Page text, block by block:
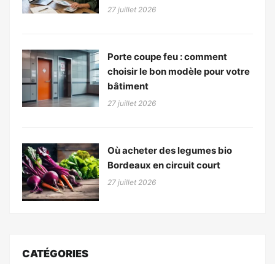
27 juillet 2026
Porte coupe feu : comment
choisir le bon modèle pour votre
bâtiment
27 juillet 2026
Où acheter des legumes bio
Bordeaux en circuit court
27 juillet 2026
CATÉGORIES